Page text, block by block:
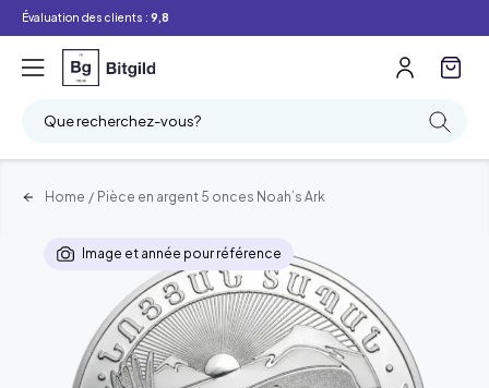
Évaluation des clients : 9,8
Que recherchez-vous?
Home / Pièce en argent 5 onces Noah’s Ark
Image et année pour référence